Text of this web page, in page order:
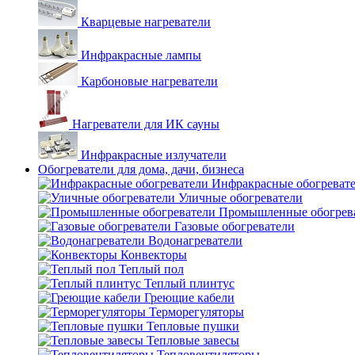
Кварцевые нагреватели
Инфракрасные лампы
Карбоновые нагреватели
Нагреватели для ИК сауны
Инфракрасные излучатели
Обогреватели для дома, дачи, бизнеса
Инфракрасные
Уличные обогреватели
Промышленные
Газовые обогреватели
Водонагреватели
Конвекторы
Теплый пол
Теплый плинтус
Греющие кабели
Терморегуляторы
Тепловые пушки
Тепловые завесы